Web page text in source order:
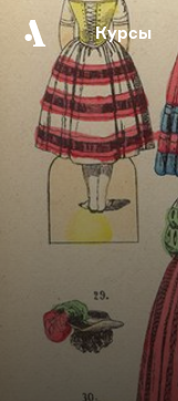
Курсы